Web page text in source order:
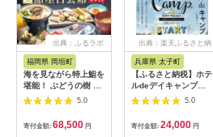
出典：ふるラボ
福岡県 岡垣町
海を見ながら特上鮨を
堪能！ ぶどうの樹 鮨
屋台ペア お食事券 海
鮮 海 屋台 食事 ペア
福岡県 岡垣町
5.0
寄付金額: 68,500 円
出典：楽天ふるさと納
兵庫県 太子町
【ふるさと納税】ホテ
ルdeデイキャンプ体
験チケット
【1364991】
5.0
寄付金額: 24,000 円